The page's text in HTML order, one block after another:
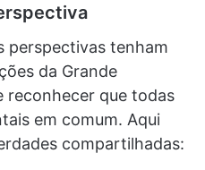
perspectivas tenham
da Grande
reconhecer que todas
em comum. Aqui
compartilhadas: